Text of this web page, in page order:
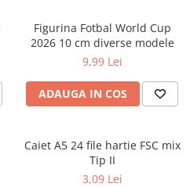
Figurina Fotbal World Cup
2026 10 cm diverse modele
9,99 Lei
ADAUGA IN COS
Caiet A5 24 file hartie FSC mix
Tip II
3,09 Lei